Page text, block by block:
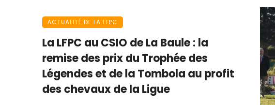
ACTUALITÉ DE LA LFPC
La LFPC au CSIO de La Baule : la
remise des prix du Trophée des
Légendes et de la Tombola au profit
des chevaux de la Ligue